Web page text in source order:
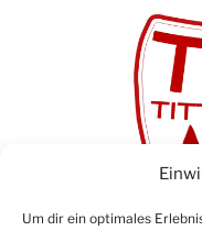
Um dir ein optimales